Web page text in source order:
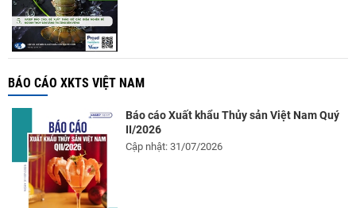
BÁO CÁO XKTS VIỆT NAM
Báo cáo Xuất khẩu Thủy sản Việt Nam Quý
II/2026
Cập nhật: 31/07/2026